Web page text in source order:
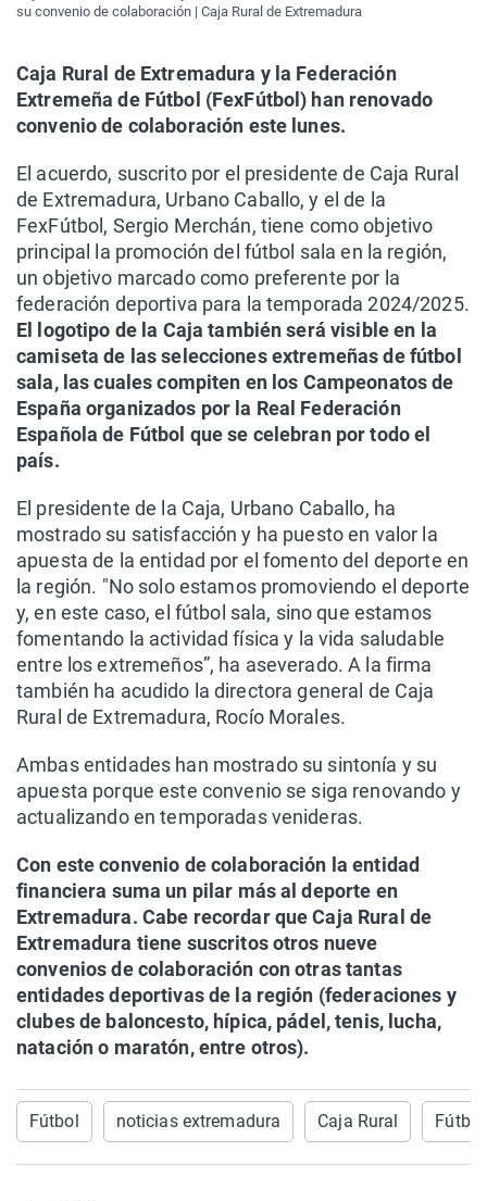
su convenio de colaboración | Caja Rural de Extremadura
Caja Rural de Extremadura y la Federación
Extremeña de Fútbol (FexFútbol) han renovado
convenio de colaboración este lunes.
El acuerdo, suscrito por el presidente de Caja Rural
de Extremadura, Urbano Caballo, y el de la
FexFútbol, Sergio Merchán, tiene como objetivo
principal la promoción del fútbol sala en la región,
un objetivo marcado como preferente por la
federación deportiva para la temporada 2024/2025.
El logotipo de la Caja también será visible en la
camiseta de las selecciones extremeñas de fútbol
sala, las cuales compiten en los Campeonatos de
España organizados por la Real Federación
Española de Fútbol que se celebran por todo el
país.
El presidente de la Caja, Urbano Caballo, ha
mostrado su satisfacción y ha puesto en valor la
apuesta de la entidad por el fomento del deporte en
la región. "No solo estamos promoviendo el deporte
y, en este caso, el fútbol sala, sino que estamos
fomentando la actividad física y la vida saludable
entre los extremeños”, ha aseverado. A la firma
también ha acudido la directora general de Caja
Rural de Extremadura, Rocío Morales.
Ambas entidades han mostrado su sintonía y su
apuesta porque este convenio se siga renovando y
actualizando en temporadas venideras.
Con este convenio de colaboración la entidad
financiera suma un pilar más al deporte en
Extremadura. Cabe recordar que Caja Rural de
Extremadura tiene suscritos otros nueve
convenios de colaboración con otras tantas
entidades deportivas de la región (federaciones y
clubes de baloncesto, hípica, pádel, tenis, lucha,
natación o maratón, entre otros).
Fútbol noticias extremadura Caja Rural